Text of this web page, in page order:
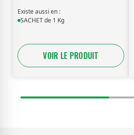
Existe aussi en :
SACHET de 1 Kg
VOIR LE PRODUIT